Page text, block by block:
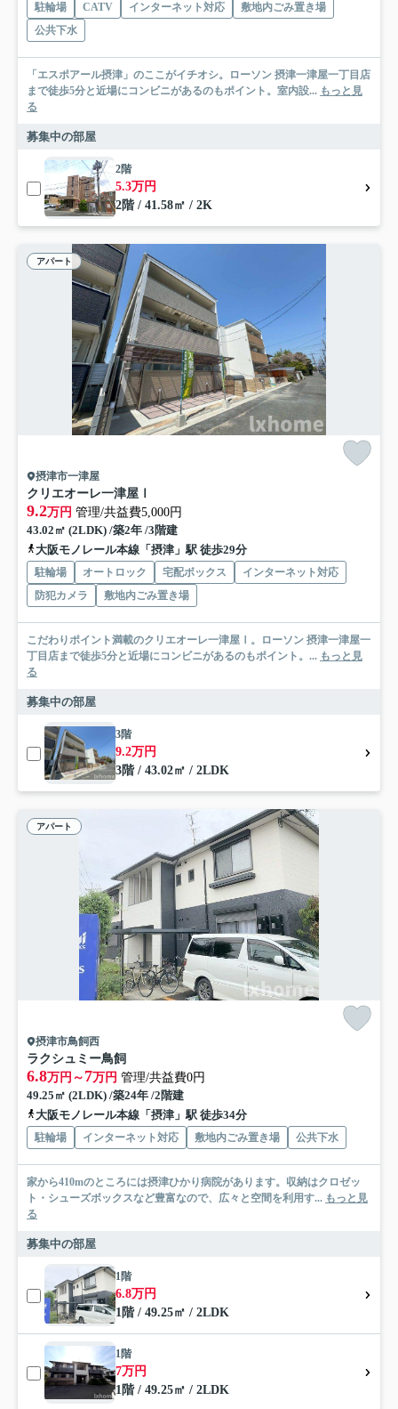
駐輪場 CATV インターネット対応
敷地内ごみ置き場
公共下水
「エスポアール摂津」のここがイチオシ。ローソン 摂津一津屋一丁目店
まで徒歩5分と近場にコンビニがあるのもポイント。室内設... もっと見
る
募集中の部屋
2階
5.3万円
2階 / 41.58㎡ / 2K
アパート
摂津市一津屋
クリエオーレ一津屋Ⅰ
9.2万円 管理/共益費5,000円
43.02㎡ (2LDK) /築2年 /3階建
大阪モノレール本線「摂津」駅 徒歩29分
駐輪場 オートロック 宅配ボックス
インターネット対応
防犯カメラ
敷地内ごみ置き場
こだわりポイント満載のクリエオーレ一津屋Ⅰ。ローソン 摂津一津屋一
丁目店まで徒歩5分と近場にコンビニがあるのもポイント。... もっと見
る
募集中の部屋
3階
9.2万円
3階 / 43.02㎡ / 2LDK
アパート
摂津市鳥飼西
ラクシュミー鳥飼
6.8万円～ 7万円 管理/共益費0円
49.25㎡ (2LDK) /築24年 /2階建
大阪モノレール本線「摂津」駅 徒歩34分
駐輪場 インターネット対応 敷地内ごみ置き場 公共下水
家から410mのところには摂津ひかり病院があります。収納はクロゼッ
ト・シューズボックスなど豊富なので、広々と空間を利用す... もっと見
る
募集中の部屋
1階
6.8万円
1階 / 49.25㎡ / 2LDK
1階
7万円
1階 / 49.25㎡ / 2LDK